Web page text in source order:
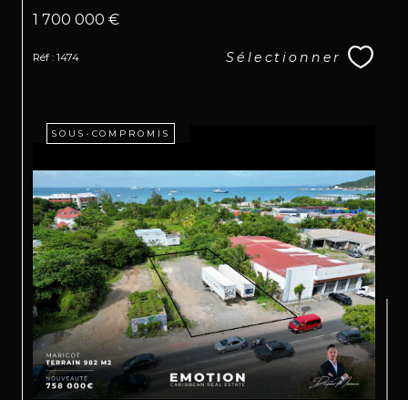
1 700 000 €
Réf : 1474 Sélectionner
SOUS-COMPROMIS